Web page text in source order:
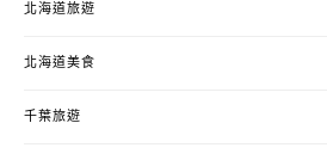
北海道旅遊
北海道美食
千葉旅遊